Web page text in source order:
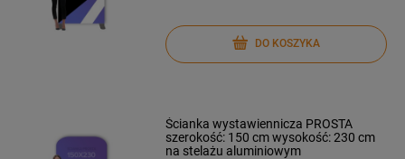
DO KOSZYKA
Ścianka wystawiennicza PROSTA
szerokość: 150 cm wysokość: 230 cm
na stelażu aluminiowym